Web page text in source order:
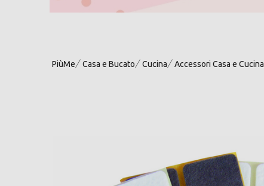
PiùMe Casa e Bucato Cucina Accessori Casa e Cucina